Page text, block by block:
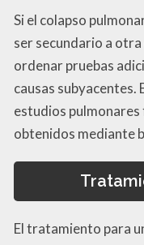
Si el colapso
ser secundario a
ordenar pruebas
causas subyacentes.
estudios
obtenidos mediante
El tratamiento para